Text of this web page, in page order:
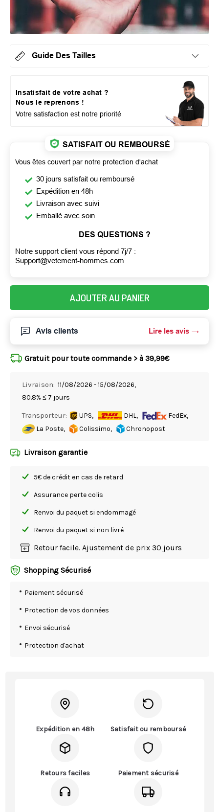
Guide Des Tailles
Insatisfait de votre achat ?
Nous le reprenons !
Votre satisfaction est notre priorité
SATISFAIT OU REMBOURSÉ
Vous êtes couvert par notre protection d'achat
30 jours satisfait ou remboursé
Expédition en 48h
Livraison avec suivi
Emballé avec soin
DES QUESTIONS ?
Notre support client vous répond 7j/7 :
Support@vetement-hommes.com
AJOUTER AU PANIER
Avis clients Lire les avis
Gratuit pour toute commande > à 39,99€
Livraison: 11/08/2026 - 15/08/2026,
80.8% ≤ 7 jours
Transporteur: UPS, DHL,
FedEx,
La Poste,
Colissimo, Chronopost
Livraison garantie
5€ de crédit en cas de retard
Assurance perte colis
Renvoi du paquet si endommagé
Renvoi du paquet si non livré
Retour facile. Ajustement de prix 30 jours
Shopping Sécurisé
Paiement sécurisé
Protection de vos données
Envoi sécurisé
Protection d'achat
Expédition en 48h Satisfait ou remboursé
Retours faciles Paiement sécurisé